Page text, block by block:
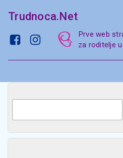
Trudnoca.Net
Prve web
za roditelje